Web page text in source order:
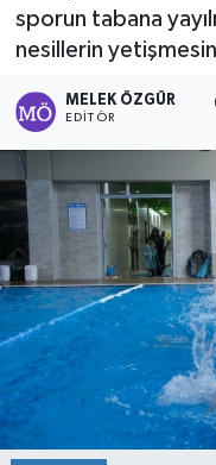
sporun tabana
nesillerin
MELEK ÖZGÜR
EDITÖR
Yaşam